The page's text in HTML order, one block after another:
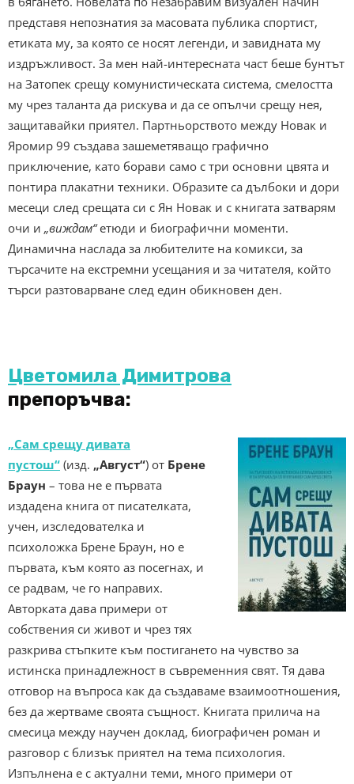
представя непознатия за масовата публика спортист,
етиката му, за която се носят легенди, и завидната му
издръжливост. За мен най-интересната част беше бунтът
на Затопек срещу комунистическата система, смелостта
му чрез таланта да рискува и да се опълчи срещу нея,
защитавайки приятел. Партньорството между Новак и
Яромир 99 създава зашеметяващо графично
приключение, като борави само с три основни цвята и
понтира плакатни техники. Образите са дълбоки и дори
месеци след срещата си с Ян Новак и с книгата затварям
очи и „виждам“етюди и биографични моменти.
Динамична наслада за любителите на комикси, за
търсачите на екстремни усещания и за читателя, който
търси разтоварване след един обикновен ден.
Цветомила Димитрова
препоръчва:
„Сам срещу дивата
пустош“ (изд. „Август“) от Брене
Браун – това не е първата
издадена книга от писателката,
учен, изследователка и
психоложка Брене Браун, но е
първата, към която аз посегнах, и
се радвам, че го направих.
Авторката дава примери от
собствения си живот и чрез тях
разкрива стъпките към постигането на чувство за
истинска принадлежност в съвременния свят. Тя дава
отговор на въпроса как да създаваме взаимоотношения,
без да жертваме своята същност. Книгата прилича на
смесица между научен доклад, биографичен роман и
разговор с близък приятел на тема психология.
Изпълнена е с актуални теми, много примери от